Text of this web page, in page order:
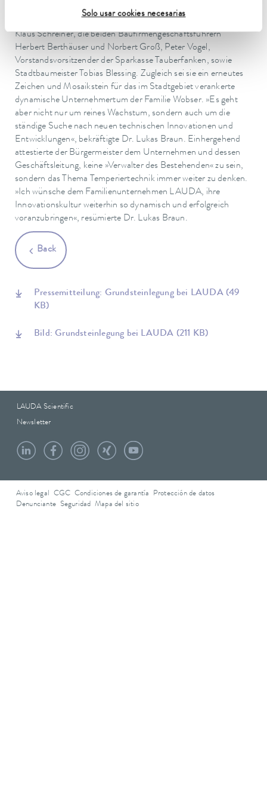
Solo usar cookies necesarias
Corona kleinen Gruppe der Ehrengäste bei der feierlichen
Klaus Schreiner, die beiden Baufirmengeschäftsführern
Herbert Berthäuser und Norbert Groß, Peter Vogel,
Vorstandsvorsitzender der Sparkasse Tauberfanken, sowie
Stadtbaumeister Tobias Blessing. Zugleich sei sie ein erneutes
Zeichen und Mosaikstein für das im Stadtgebiet verankerte
dynamische Unternehmertum der Familie Wobser. »Es geht
aber nicht nur um reines Wachstum, sondern auch um die
ständige Suche nach neuen technischen Innovationen und
Entwicklungen«, bekräftigte Dr. Lukas Braun. Einhergehend
attestierte der Bürgermeister dem Unternehmen und dessen
Geschäftsleitung, keine »Verwalter des Bestehenden« zu sein,
sondern das Thema Temperiertechnik immer weiter zu denken.
»Ich wünsche dem Familienunternehmen LAUDA, ihre
Innovationskultur weiterhin so dynamisch und erfolgreich
voranzubringen«, resümierte Dr. Lukas Braun.
Back
Pressemitteilung: Grundsteinlegung bei LAUDA (49
KB)
Bild: Grundsteinlegung bei LAUDA (211 KB)
LAUDA Scientific
Newsletter
Aviso legal CGC Condiciones de garantía
Protección de datos
Denunciante Seguridad Mapa del sitio